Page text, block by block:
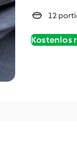
12
Kostenlos